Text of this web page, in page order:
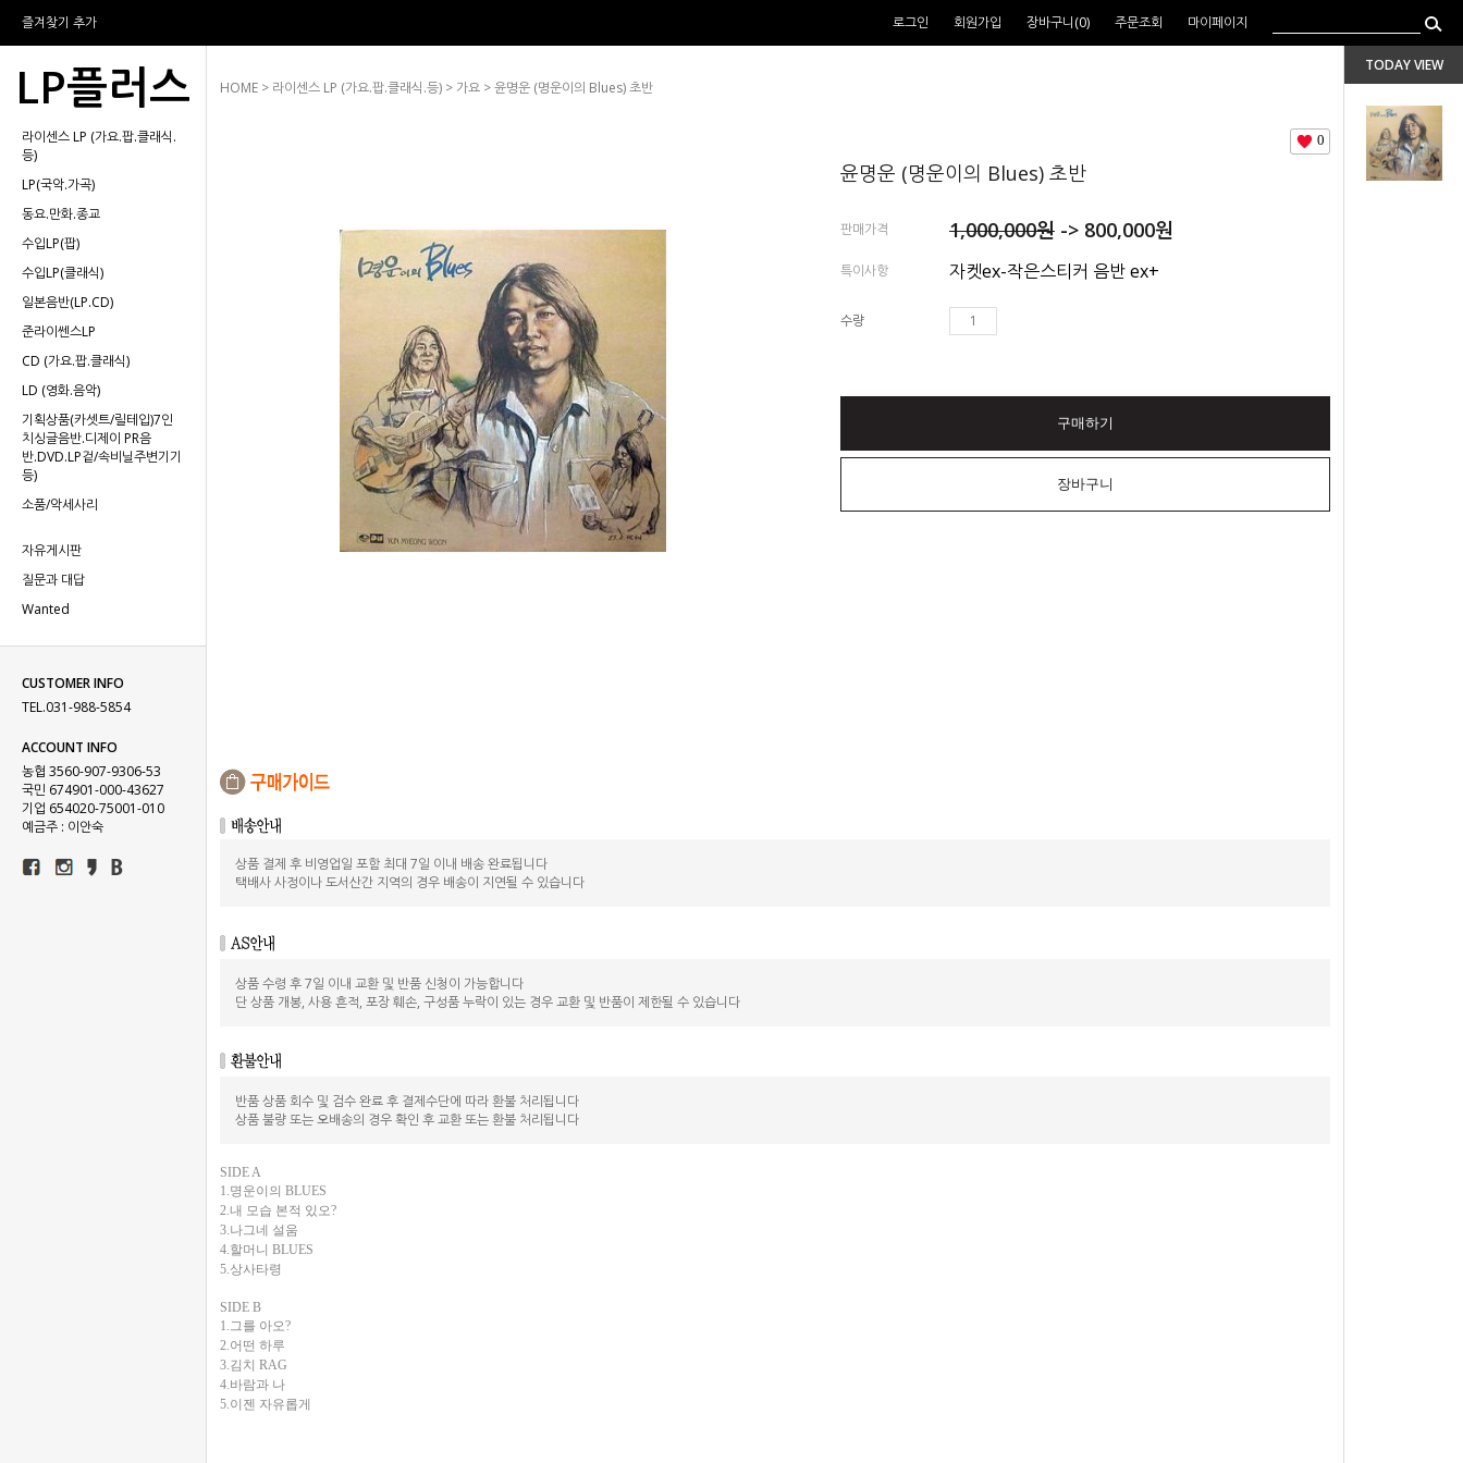
TODAY VIEW
즐겨찾기 추가 로그인 회원가입 장바구니(0) 주문조회 마이페이지
LP플러스
라이센스 LP (가요.팝.클래식.
등)
LP(국악.가곡)
동요.만화.종교
수입LP(팝)
수입LP(클래식)
일본음반(LP.CD)
준라이쎈스LP
CD (가요.팝.클래식)
LD (영화.음악)
기획상품(카셋트/릴테입)7인
치싱글음반.디제이 PR음
반.DVD.LP겉/속비닐주변기기
등)
소품/악세사리
자유게시판
질문과 대답
Wanted
CUSTOMER INFO
TEL.031-988-5854
ACCOUNT INFO
농협 3560-907-9306-53
국민 674901-000-43627
기업 654020-75001-010
예금주 : 이안숙
HOME > 라이센스 LP (가요.팝.클래식.등) > 가요 > 윤명운 (명운이의 Blues) 초반
0
윤명운 (명운이의 Blues) 초반
판매가격 1,000,000원 -> 800,000원
특이사항 자켓ex-작은스티커 음반 ex+
수량
구매하기
장바구니
상품 결제 후 비영업일 포함 최대 7일 이내 배송 완료됩니다
택배사 사정이나 도서산간 지역의 경우 배송이 지연될 수 있습니다
상품 수령 후 7일 이내 교환 및 반품 신청이 가능합니다
단 상품 개봉, 사용 흔적, 포장 훼손, 구성품 누락이 있는 경우 교환 및 반품이 제한될 수 있습니다
반품 상품 회수 및 검수 완료 후 결제수단에 따라 환불 처리됩니다
상품 불량 또는 오배송의 경우 확인 후 교환 또는 환불 처리됩니다
SIDE A
1.명운이의 BLUES
2.내 모습 본적 있오?
3.나그네 설움
4.할머니 BLUES
5.상사타령
SIDE B
1.그를 아오?
2.어떤 하루
3.김치 RAG
4.바람과 나
5.이젠 자유롭게